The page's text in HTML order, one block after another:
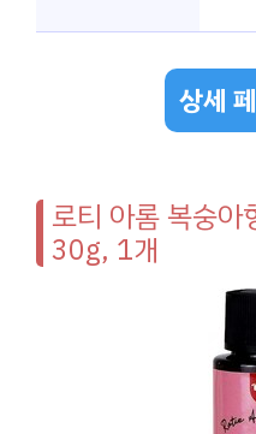
상세
로티 아롬 복숭
30g, 1개